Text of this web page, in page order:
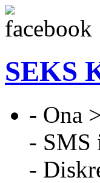
SEKS
- Ona
- SMS
-